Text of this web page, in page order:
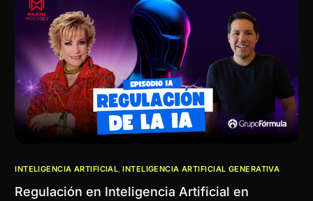
INTELIGENCIA ARTIFICIAL,INTELIGENCIA ARTIFICIAL GENERATIVA
Regulación en Inteligencia Artificial en